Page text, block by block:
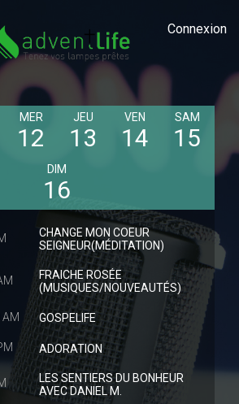
Connexion